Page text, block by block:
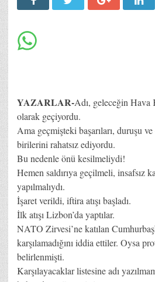
YAZARLAR-Adı, geleceğin
olarak geçiyordu.
Ama geçmişteki başarıları, duruşu
birilerini rahatsız ediyordu.
Bu nedenle önü kesilmeliydi!
Hemen saldırıya geçilmeli, insafsız
yapılmalıydı.
İşaret verildi, iftira atışı başladı.
İlk atışı Lizbon’da yaptılar.
NATO Zirvesi’ne katılan
karşılamadığını iddia ettiler. Oysa
belirlenmişti.
Karşılayacaklar listesine adı